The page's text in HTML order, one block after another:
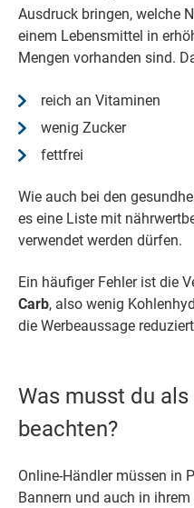
Ausdruck bringen, welche
einem Lebensmittel in
Mengen vorhanden sind.
reich an Vitaminen
wenig Zucker
fettfrei
Wie auch bei den
es eine Liste mit
verwendet werden dürfen.
Ein häufiger Fehler ist die
Carb, also wenig
die Werbeaussage
Was musst du
beachten?
Online-Händler müssen in
Bannern und auch in